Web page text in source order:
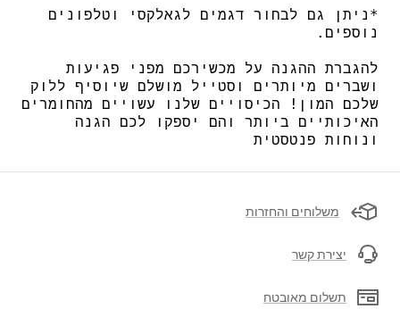
*ניתן גם לבחור דגמים לגאלקסי וטלפונים
נוספים.
להגברת ההגנה על מכשירכם מפני פגיעות
ושברים מיותרים וסטייל מושלם שיוסיף ללוק
שלכם המון! הכיסויים שלנו עשויים מהחומרים
האיכותיים ביותר והם יספקו לכם הגנה
ונוחות פנטסטית
משלוחים והחזרות
יצירת קשר
תשלום מאובטח